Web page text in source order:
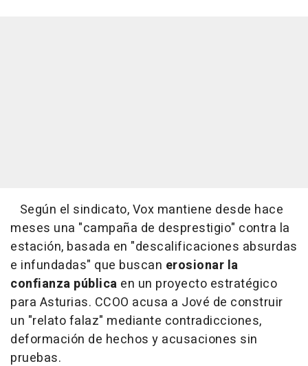
Según el sindicato, Vox mantiene desde hace
meses una "campaña de desprestigio" contra la
estación, basada en "descalificaciones absurdas
e infundadas" que buscan erosionar la
confianza pública en un proyecto estratégico
para Asturias. CCOO acusa a Jové de construir
un "relato falaz" mediante contradicciones,
deformación de hechos y acusaciones sin
pruebas.